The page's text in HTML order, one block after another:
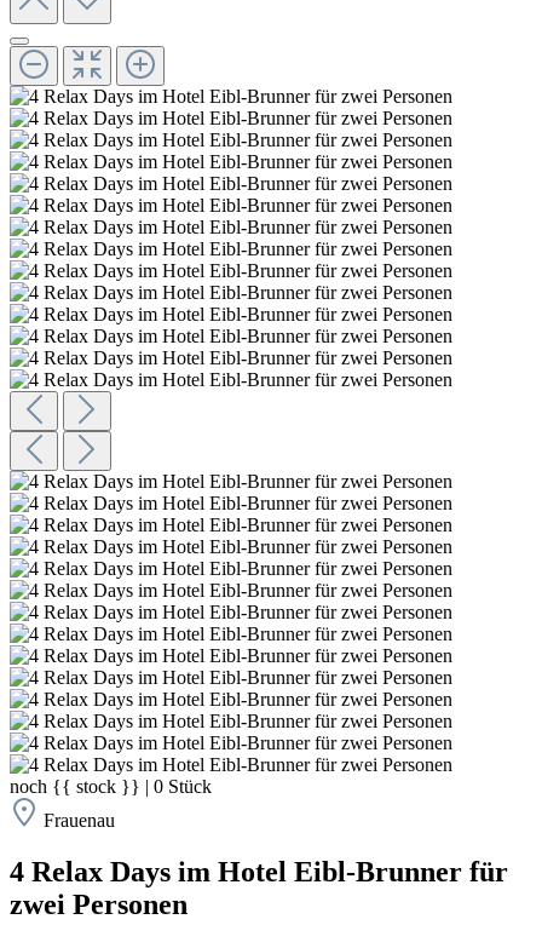
noch {{ stock }} | 0 Stück
Frauenau
4 Relax Days im Hotel Eibl-Brunner für
zwei Personen